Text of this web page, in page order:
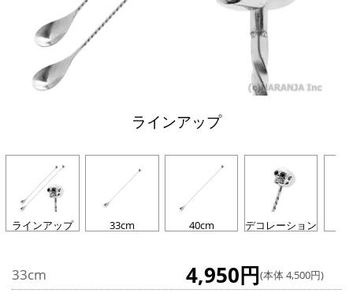
ラインアップ
ラインアップ 33cm 40cm デコレーション
33cm 4,950円(本体 4,500円)